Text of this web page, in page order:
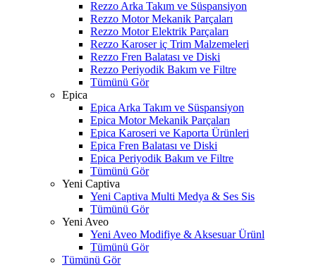
Rezzo Arka Takım ve Süspansiyon
Rezzo Motor Mekanik Parçaları
Rezzo Motor Elektrik Parçaları
Rezzo Karoser iç Trim Malzemeleri
Rezzo Fren Balatası ve Diski
Rezzo Periyodik Bakım ve Filtre
Tümünü Gör
Epica
Epica Arka Takım ve Süspansiyon
Epica Motor Mekanik Parçaları
Epica Karoseri ve Kaporta Ürünleri
Epica Fren Balatası ve Diski
Epica Periyodik Bakım ve Filtre
Tümünü Gör
Yeni Captiva
Yeni Captiva Multi Medya & Ses Sis
Tümünü Gör
Yeni Aveo
Yeni Aveo Modifiye & Aksesuar Ürünl
Tümünü Gör
Tümünü Gör